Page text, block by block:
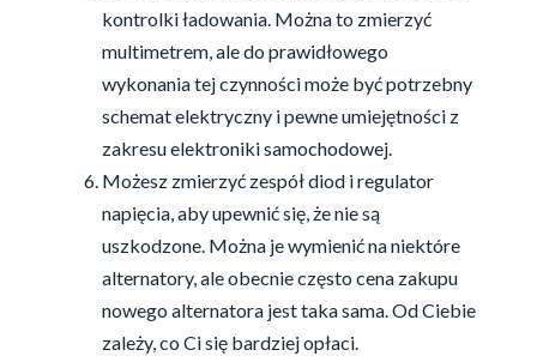
kontrolki ładowania. Można to zmierzyć
multimetrem, ale do prawidłowego
wykonania tej czynności może być potrzebny
schemat elektryczny i pewne umiejętności z
zakresu elektroniki samochodowej.
Możesz zmierzyć zespół diod i regulator
napięcia, aby upewnić się, że nie są
uszkodzone. Można je wymienić na niektóre
alternatory, ale obecnie często cena zakupu
nowego alternatora jest taka sama. Od Ciebie
zależy, co Ci się bardziej opłaci.